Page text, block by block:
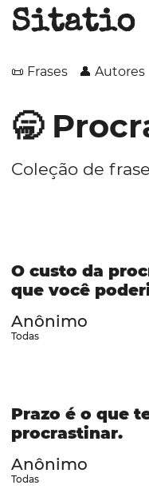
Sitatio
📜 Frases 👤 Autores
🥱
Coleção de
O custo da
que você
Anônimo
Todas
Prazo é o que
procrastinar.
Anônimo
Todas